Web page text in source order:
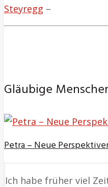
Steyregg –
Gläubige
Petra – Neue
Ich habe früher viel